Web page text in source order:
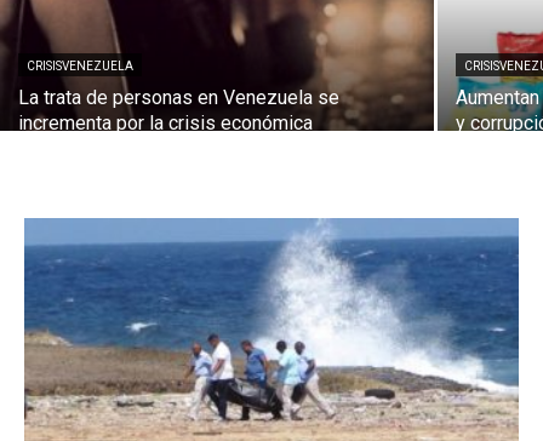
CRISISVENEZUELA
La trata de personas en Venezuela se
incrementa por la crisis económica
y